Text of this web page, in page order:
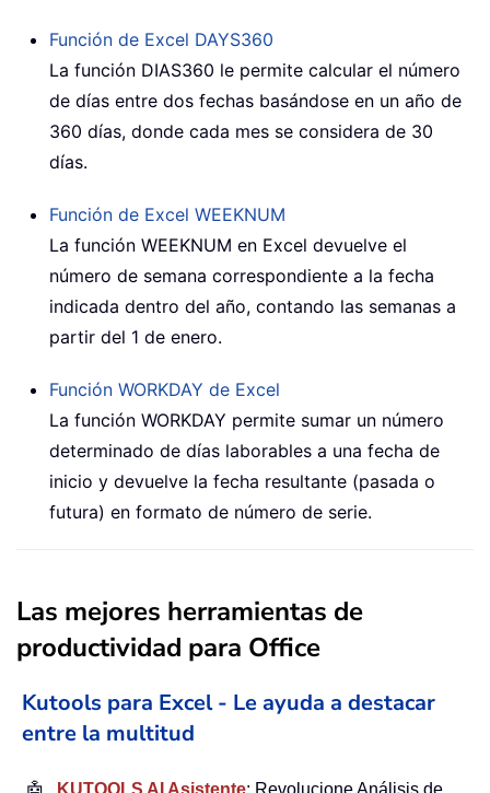
Función de Excel DAYS360
La función DIAS360 le permite calcular el número
de días entre dos fechas basándose en un año de
360 días, donde cada mes se considera de 30
días.
Función de Excel WEEKNUM
La función WEEKNUM en Excel devuelve el
número de semana correspondiente a la fecha
indicada dentro del año, contando las semanas a
partir del 1 de enero.
Función WORKDAY de Excel
La función WORKDAY permite sumar un número
determinado de días laborables a una fecha de
inicio y devuelve la fecha resultante (pasada o
futura) en formato de número de serie.
Las mejores herramientas de
productividad para Office
Kutools para Excel - Le ayuda a destacar
entre la multitud